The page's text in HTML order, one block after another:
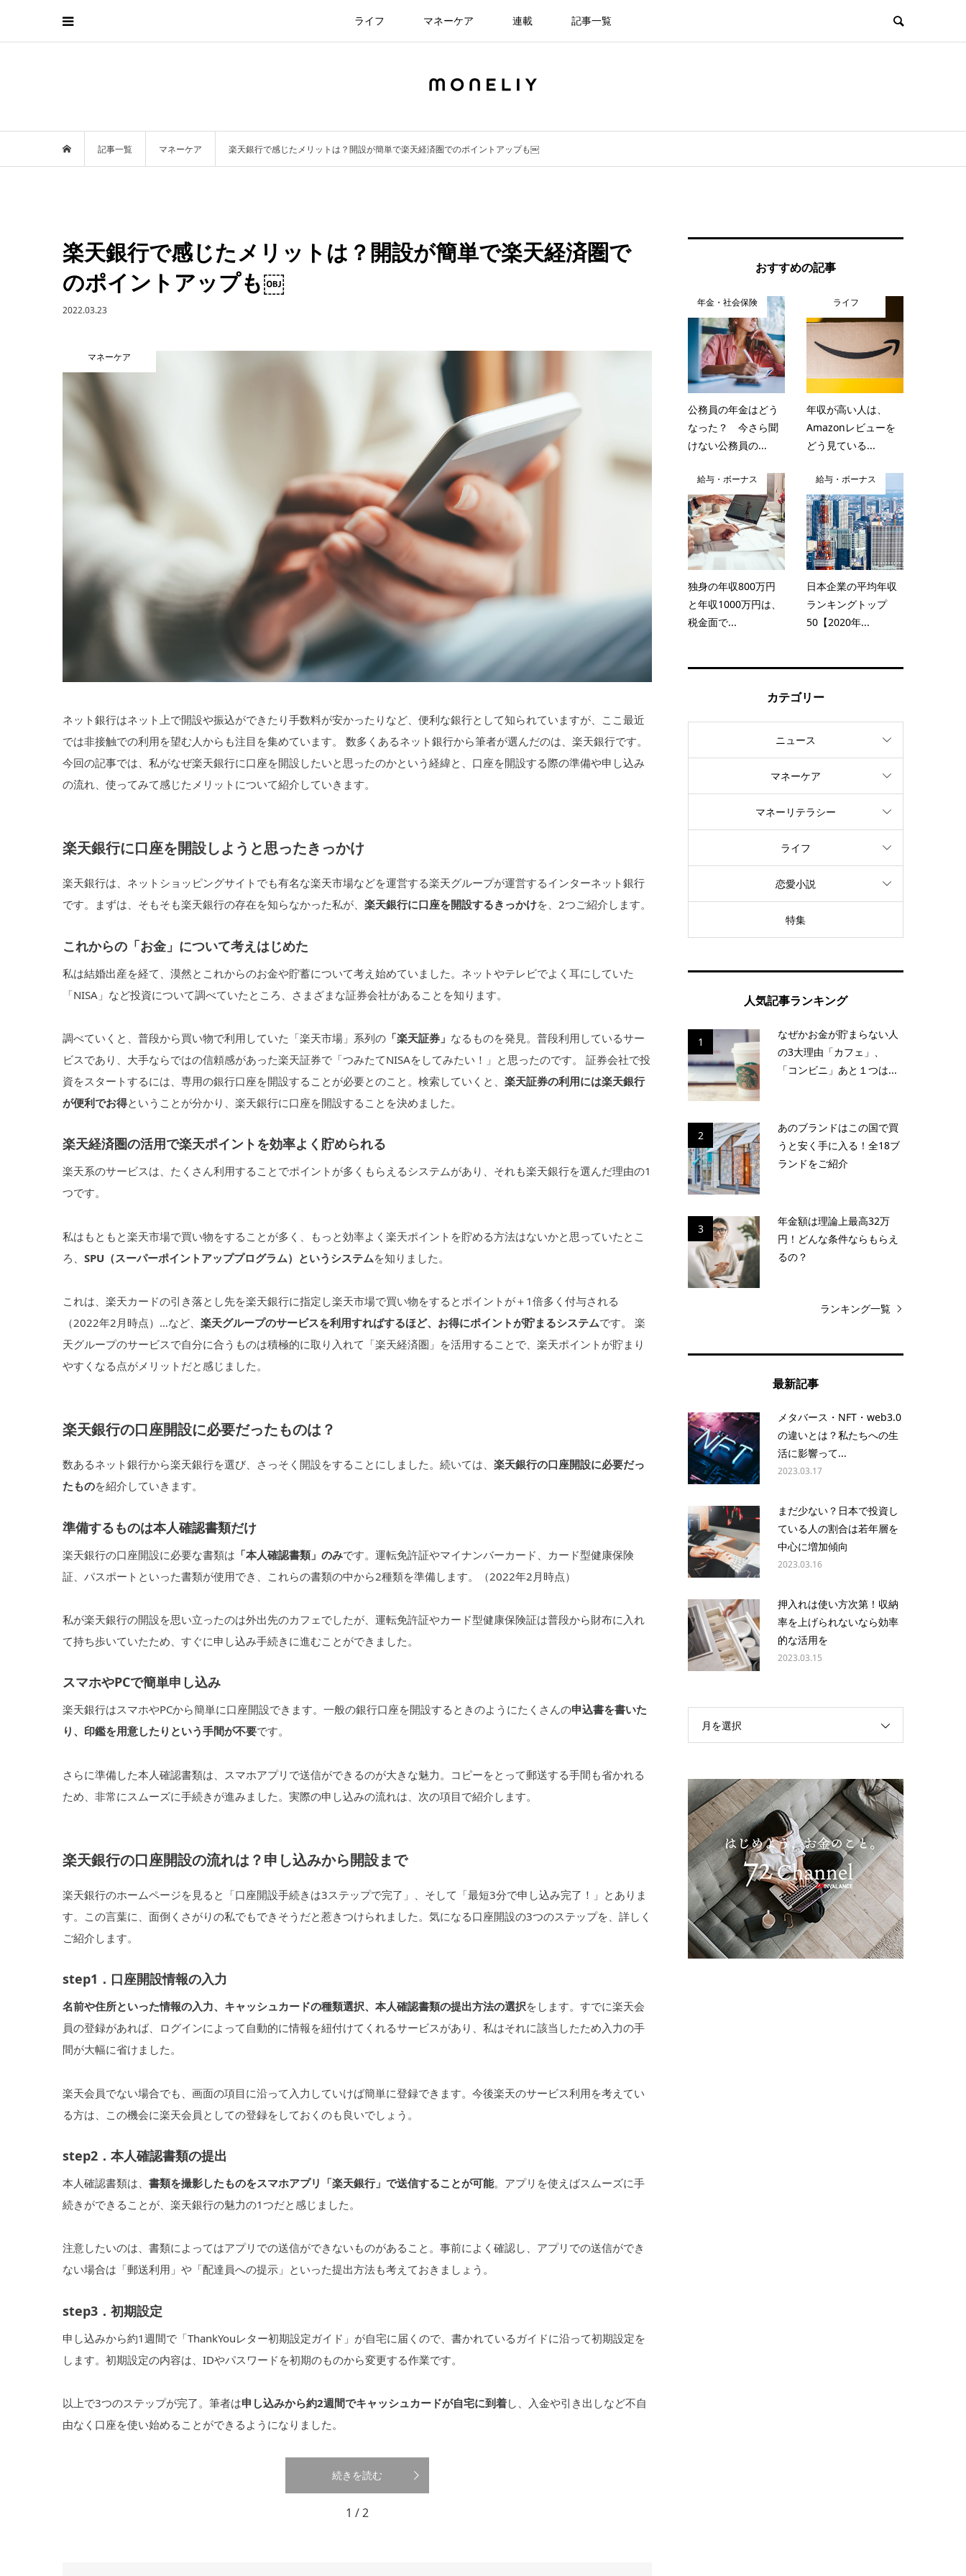
ライフ マネーケア 連載 記事一覧
記事一覧 マネーケア 楽天銀行で感じたメリットは？開設が簡単で楽天経済圏でのポイントアップも￼
楽天銀行で感じたメリットは？開設が簡単で楽天経済圏で
のポイントアップも￼
2022.03.23
マネーケア
ネット銀行はネット上で開設や振込ができたり手数料が安かったりなど、便利な銀行として知られていますが、ここ最近
では非接触での利用を望む人からも注目を集めています。 数多くあるネット銀行から筆者が選んだのは、楽天銀行です。
今回の記事では、私がなぜ楽天銀行に口座を開設したいと思ったのかという経緯と、口座を開設する際の準備や申し込み
の流れ、使ってみて感じたメリットについて紹介していきます。
楽天銀行に口座を開設しようと思ったきっかけ
楽天銀行は、ネットショッピングサイトでも有名な楽天市場などを運営する楽天グループが運営するインターネット銀行
です。まずは、そもそも楽天銀行の存在を知らなかった私が、 楽天銀行に口座を開設するきっかけを、2つご紹介します。
これからの「お金」について考えはじめた
私は結婚出産を経て、漠然とこれからのお金や貯蓄について考え始めていました。ネットやテレビでよく耳にしていた
「NISA」など投資について調べていたところ、さまざまな証券会社があることを知ります。
調べていくと、普段から買い物で利用していた「楽天市場」系列の 「楽天証券」 なるものを発見。普段利用しているサー
ビスであり、大手ならではの信頼感があった楽天証券で「つみたてNISAをしてみたい！」と思ったのです。 証券会社で投
資をスタートするには、専用の銀行口座を開設することが必要とのこと。検索していくと、 楽天証券の利用には楽天銀行
が便利でお得ということが分かり、楽天銀行に口座を開設することを決めました。
楽天経済圏の活用で楽天ポイントを効率よく貯められる
楽天系のサービスは、たくさん利用することでポイントが多くもらえるシステムがあり、それも楽天銀行を選んだ理由の1
つです。
私はもともと楽天市場で買い物をすることが多く、もっと効率よく楽天ポイントを貯める方法はないかと思っていたとこ
ろ、 SPU（スーパーポイントアッププログラム）というシステムを知りました。
これは、楽天カードの引き落とし先を楽天銀行に指定し楽天市場で買い物をするとポイントが＋1倍多く付与される
（2022年2月時点）…など、 楽天グループのサービスを利用すればするほど、お得にポイントが貯まるシステムです。 楽
天グループのサービスで自分に合うものは積極的に取り入れて「楽天経済圏」を活用することで、楽天ポイントが貯まり
やすくなる点がメリットだと感じました。
楽天銀行の口座開設に必要だったものは？
数あるネット銀行から楽天銀行を選び、さっそく開設をすることにしました。続いては、 楽天銀行の口座開設に必要だっ
たものを紹介していきます。
準備するものは本人確認書類だけ
楽天銀行の口座開設に必要な書類は 「本人確認書類」のみです。運転免許証やマイナンバーカード、カード型健康保険
証、パスポートといった書類が使用でき、これらの書類の中から2種類を準備します。（2022年2月時点）
私が楽天銀行の開設を思い立ったのは外出先のカフェでしたが、運転免許証やカード型健康保険証は普段から財布に入れ
て持ち歩いていたため、すぐに申し込み手続きに進むことができました。
スマホやPCで簡単申し込み
楽天銀行はスマホやPCから簡単に口座開設できます。一般の銀行口座を開設するときのようにたくさんの申込書を書いた
り、印鑑を用意したりという手間が不要です。
さらに準備した本人確認書類は、スマホアプリで送信ができるのが大きな魅力。コピーをとって郵送する手間も省かれる
ため、非常にスムーズに手続きが進みました。実際の申し込みの流れは、次の項目で紹介します。
楽天銀行の口座開設の流れは？申し込みから開設まで
楽天銀行のホームページを見ると「口座開設手続きは3ステップで完了」、そして「最短3分で申し込み完了！」とありま
す。この言葉に、面倒くさがりの私でもできそうだと惹きつけられました。気になる口座開設の3つのステップを、詳しく
ご紹介します。
step1．口座開設情報の入力
名前や住所といった情報の入力、キャッシュカードの種類選択、本人確認書類の提出方法の選択をします。すでに楽天会
員の登録があれば、ログインによって自動的に情報を紐付けてくれるサービスがあり、私はそれに該当したため入力の手
間が大幅に省けました。
楽天会員でない場合でも、画面の項目に沿って入力していけば簡単に登録できます。今後楽天のサービス利用を考えてい
る方は、この機会に楽天会員としての登録をしておくのも良いでしょう。
step2．本人確認書類の提出
本人確認書類は、 書類を撮影したものをスマホアプリ「楽天銀行」で送信することが可能。アプリを使えばスムーズに手
続きができることが、楽天銀行の魅力の1つだと感じました。
注意したいのは、書類によってはアプリでの送信ができないものがあること。事前によく確認し、アプリでの送信ができ
ない場合は「郵送利用」や「配達員への提示」といった提出方法も考えておきましょう。
step3．初期設定
申し込みから約1週間で「ThankYouレター初期設定ガイド」が自宅に届くので、書かれているガイドに沿って初期設定を
します。初期設定の内容は、IDやパスワードを初期のものから変更する作業です。
以上で3つのステップが完了。筆者は申し込みから約2週間でキャッシュカードが自宅に到着し、入金や引き出しなど不自
由なく口座を使い始めることができるようになりました。
続きを読む
1 / 2
おすすめの記事
年金・社会保険
公務員の年金はどう
なった？ 今さら聞
けない公務員の...
ライフ
年収が高い人は、
Amazonレビューを
どう見ている...
給与・ボーナス
独身の年収800万円
と年収1000万円は、
税金面で...
給与・ボーナス
日本企業の平均年収
ランキングトップ
50【2020年...
カテゴリー
ニュース
マネーケア
マネーリテラシー
ライフ
恋愛小説
特集
人気記事ランキング
1
なぜかお金が貯まらない人
の3大理由「カフェ」、
「コンビニ」あと１つは...
2
あのブランドはこの国で買
うと安く手に入る！全18ブ
ランドをご紹介
3
年金額は理論上最高32万
円！どんな条件ならもらえ
るの？
ランキング一覧
最新記事
メタバース・NFT・web3.0
の違いとは？私たちへの生
活に影響って...
2023.03.17
まだ少ない？日本で投資し
ている人の割合は若年層を
中心に増加傾向
2023.03.16
押入れは使い方次第！収納
率を上げられないなら効率
的な活用を
2023.03.15
月を選択